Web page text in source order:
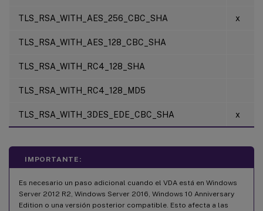
TLS_RSA_WITH_AES_256_CBC_SHA x
TLS_RSA_WITH_AES_128_CBC_SHA
TLS_RSA_WITH_RC4_128_SHA
TLS_RSA_WITH_RC4_128_MD5
TLS_RSA_WITH_3DES_EDE_CBC_SHA x
IMPORTANTE:
Es necesario un paso adicional cuando el VDA está en Windows
Server 2012 R2, Windows Server 2016, Windows 10 Anniversary
Edition o una versión posterior compatible. Esto afecta a las